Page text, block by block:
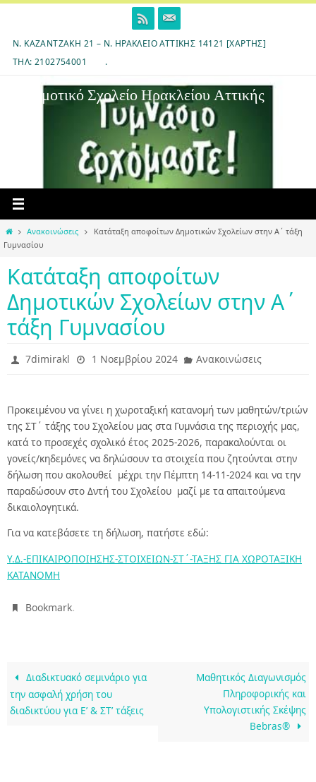
content
Ν. ΚΑΖΑΝΤΖΆΚΗ 21 – Ν. ΗΡΆΚΛΕΙΟ ΑΤΤΙΚΉΣ 14121 [ΧΆΡΤΗΣ]
ΤΗΛ: 2102754001
.
7ο Δημοτικό Σχολείο Ηρακλείου Αττικής
HomeΑνακοινώσεις
Κατάταξη αποφοίτων Δημοτικών Σχολείων στην Α΄ τάξη
Γυμνασίου
Κατάταξη αποφοίτων
Δημοτικών Σχολείων στην Α΄
τάξη Γυμνασίου
7dimirakl 1 Νοεμβρίου 2024 Ανακοινώσεις
Προκειμένου να γίνει η χωροταξική κατανομή των μαθητών/τριών
της ΣΤ΄ τάξης του Σχολείου μας στα Γυμνάσια της περιοχής μας,
κατά το προσεχές σχολικό έτος 2025-2026, παρακαλούνται οι
γονείς/κηδεμόνες να δηλώσουν τα στοιχεία που ζητούνται στην
δήλωση που ακολουθεί μέχρι την Πέμπτη 14-11-2024 και να την
παραδώσουν στο Δντή του Σχολείου μαζί με τα απαιτούμενα
δικαιολογητικά.
Για να κατεβάσετε τη δήλωση, πατήστε εδώ:
Υ.Δ.-ΕΠΙΚΑΙΡΟΠΟΙΗΣΗΣ-ΣΤΟΙΧΕΙΩΝ-ΣΤ΄-ΤΑΞΗΣ ΓΙΑ ΧΩΡΟΤΑΞΙΚΗ
ΚΑΤΑΝΟΜΗ
Bookmark.
Διαδικτυακό σεμινάριο για
την ασφαλή χρήση του
διαδικτύου για Ε’ & ΣΤ’ τάξεις
Μαθητικός Διαγωνισμός
Πληροφορικής και
Υπολογιστικής Σκέψης
Bebras®